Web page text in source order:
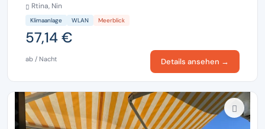
Rtina, Nin
Klimaanlage WLAN Meerblick
57,14 €
ab / Nacht Details ansehen →